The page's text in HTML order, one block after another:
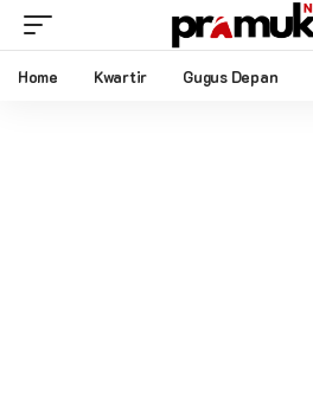
Home Kwartir Gugus Depan